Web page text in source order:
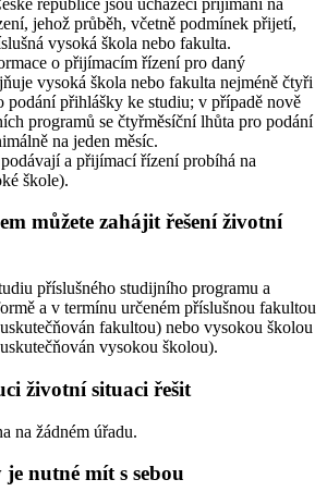
jehož průběh, včetně podmínek přijetí,
vysoká škola nebo fakulta.
o přijímacím řízení pro daný
vysoká škola nebo fakulta nejméně čtyři
podání přihlášky ke studiu; v případě nově
programů se čtyřměsíční lhůta pro podání
na jeden měsíc.
a přijímací řízení probíhá na
škole).
můžete zahájit řešení životní
příslušného studijního programu a
a v termínu určeném příslušnou fakultou
fakultou) nebo vysokou školou
vysokou školou).
životní situaci řešit
na žádném úřadu.
nutné mít s sebou